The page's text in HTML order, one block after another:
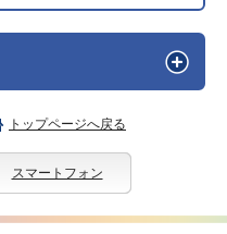
トップページへ戻る
スマートフォン